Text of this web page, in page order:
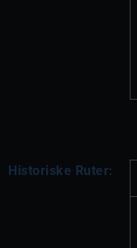
Historiske Ruter: